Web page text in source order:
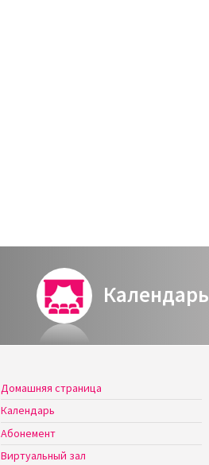
Календарь
Домашняя страница
Календарь
Абонемент
Виртуальный зал